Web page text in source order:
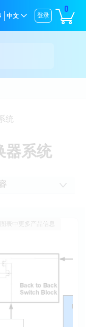
0
登录
中文
统
器系统
表中更多产品信息